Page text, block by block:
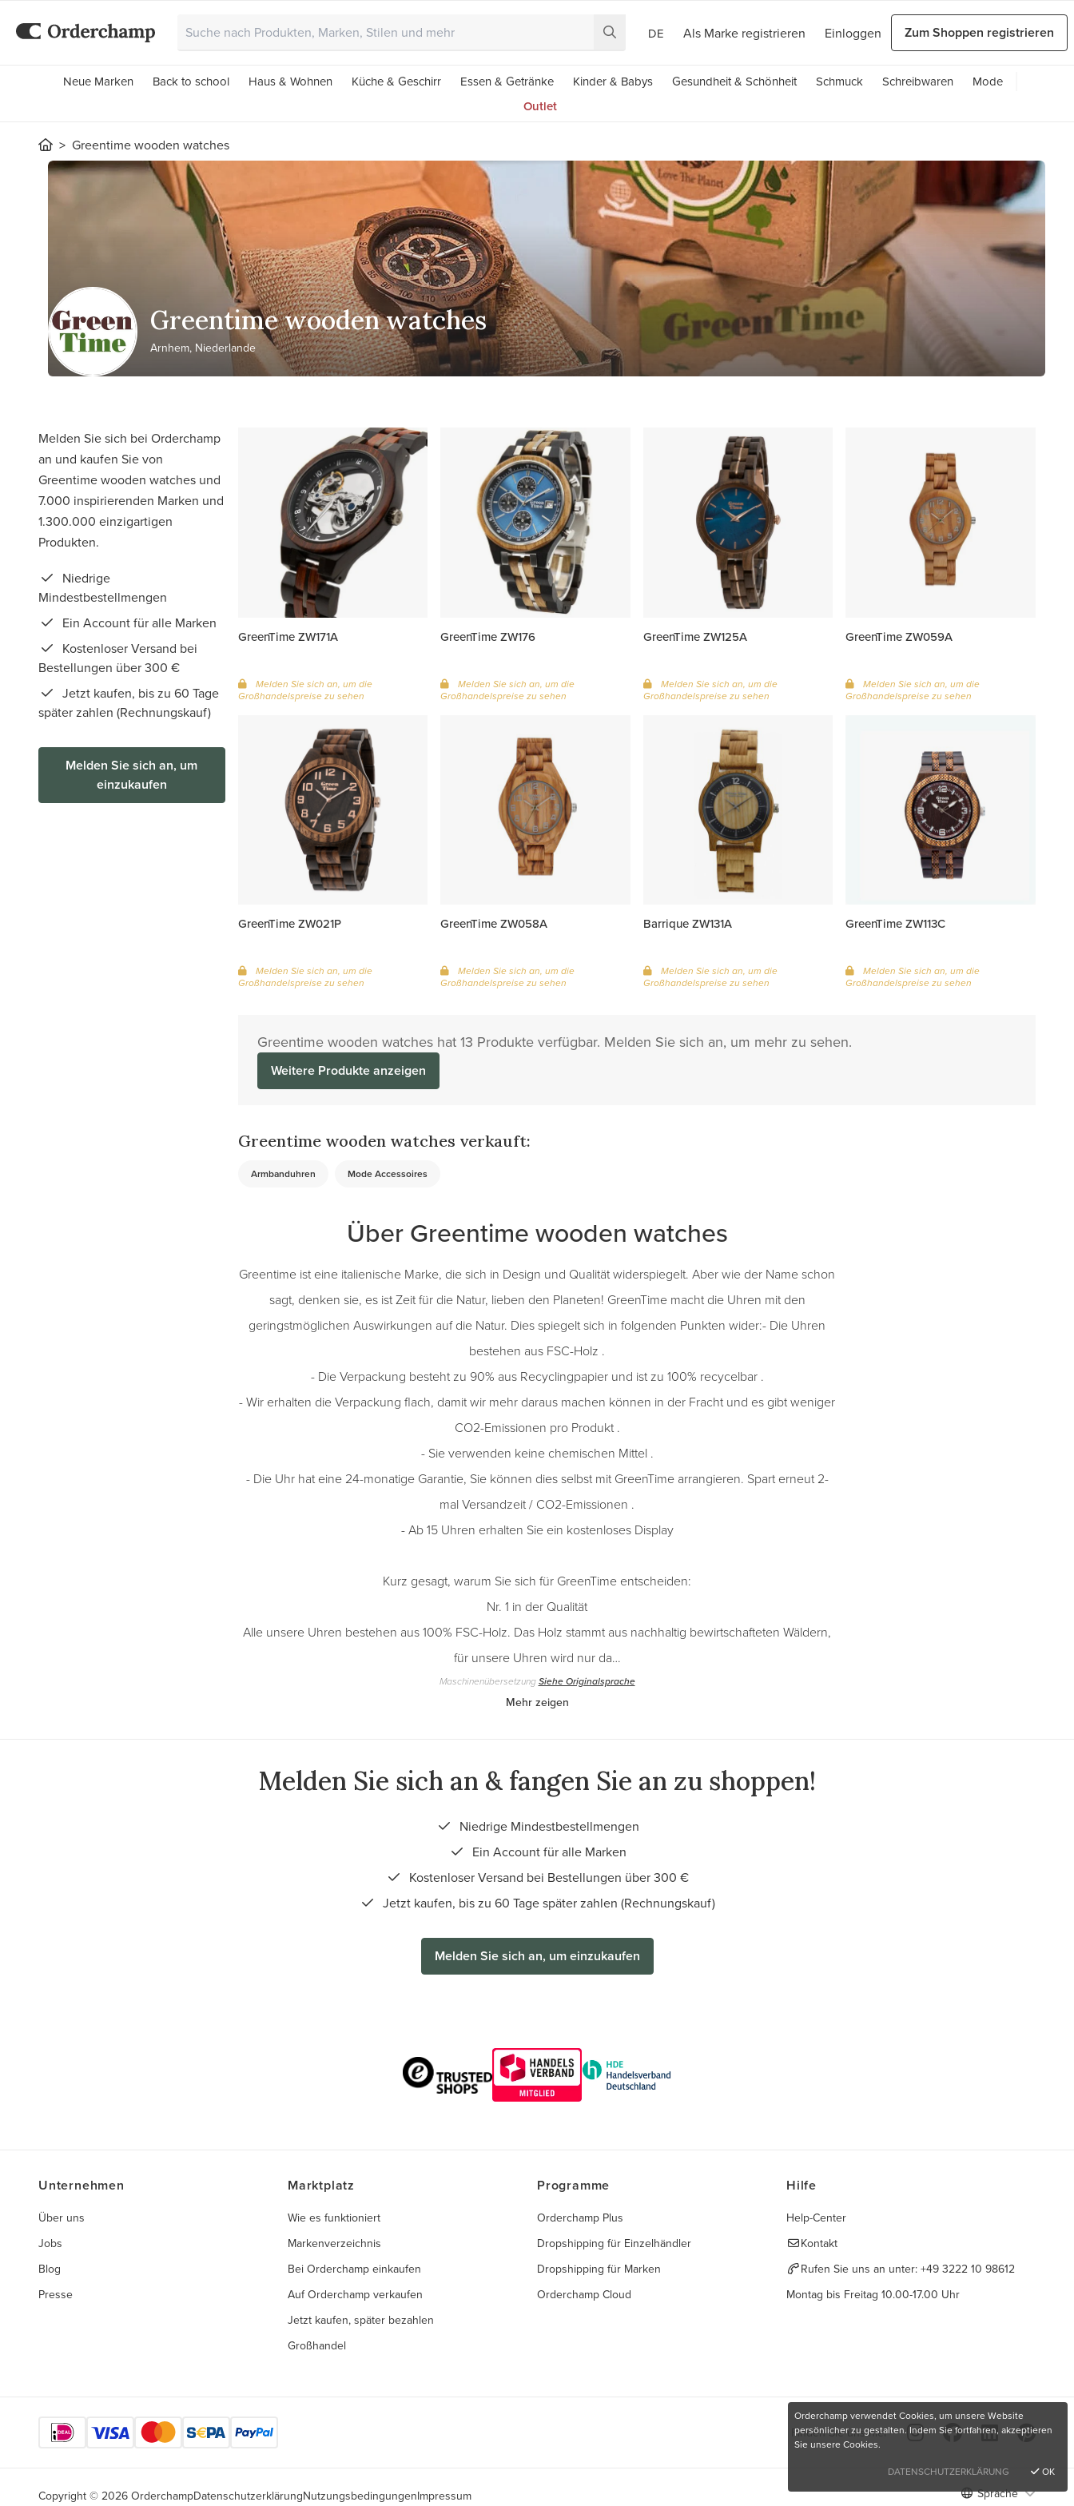
DE Als Marke registrieren Einloggen Zum Shoppen registrieren
Neue Marken Back to school Haus & Wohnen Küche & Geschirr Essen & Getränke Kinder & Babys Gesundheit & Schönheit Schmuck Schreibwaren
Mode
Outlet
Greentime wooden watches
Greentime wooden watches
Arnhem, Niederlande
Melden Sie sich bei Orderchamp
an und kaufen Sie von
Greentime wooden watches und
7.000 inspirierenden Marken und
1.300.000 einzigartigen
Produkten.
Niedrige
Mindestbestellmengen
Ein Account für alle Marken
Kostenloser Versand bei
Bestellungen über 300 €
Jetzt kaufen, bis zu 60 Tage
später zahlen (Rechnungskauf)
Melden Sie sich an, um
einzukaufen
GreenTime ZW171A
Melden Sie sich an, um die
Großhandelspreise zu sehen
GreenTime ZW176
Melden Sie sich an, um die
Großhandelspreise zu sehen
GreenTime ZW125A
Melden Sie sich an, um die
Großhandelspreise zu sehen
GreenTime ZW059A
Melden Sie sich an, um die
Großhandelspreise zu sehen
GreenTime ZW021P
Melden Sie sich an, um die
Großhandelspreise zu sehen
GreenTime ZW058A
Melden Sie sich an, um die
Großhandelspreise zu sehen
Barrique ZW131A
Melden Sie sich an, um die
Großhandelspreise zu sehen
GreenTime ZW113C
Melden Sie sich an, um die
Großhandelspreise zu sehen
Greentime wooden watches hat 13 Produkte verfügbar. Melden Sie sich an, um mehr zu sehen.
Weitere Produkte anzeigen
Greentime wooden watches verkauft:
Armbanduhren Mode Accessoires
Über Greentime wooden watches
Greentime ist eine italienische Marke, die sich in Design und Qualität widerspiegelt. Aber wie der Name schon
sagt, denken sie, es ist Zeit für die Natur, lieben den Planeten! GreenTime macht die Uhren mit den
geringstmöglichen Auswirkungen auf die Natur. Dies spiegelt sich in folgenden Punkten wider:- Die Uhren
bestehen aus FSC-Holz .
- Die Verpackung besteht zu 90% aus Recyclingpapier und ist zu 100% recycelbar .
- Wir erhalten die Verpackung flach, damit wir mehr daraus machen können in der Fracht und es gibt weniger
CO2-Emissionen pro Produkt .
- Sie verwenden keine chemischen Mittel .
- Die Uhr hat eine 24-monatige Garantie, Sie können dies selbst mit GreenTime arrangieren. Spart erneut 2-
mal Versandzeit / CO2-Emissionen .
- Ab 15 Uhren erhalten Sie ein kostenloses Display
Kurz gesagt, warum Sie sich für GreenTime entscheiden:
Nr. 1 in der Qualität
Alle unsere Uhren bestehen aus 100% FSC-Holz. Das Holz stammt aus nachhaltig bewirtschafteten Wäldern,
für unsere Uhren wird nur da…
MaschinenübersetzungSiehe Originalsprache
Mehr zeigen
Melden Sie sich an & fangen Sie an zu shoppen!
Niedrige Mindestbestellmengen
Ein Account für alle Marken
Kostenloser Versand bei Bestellungen über 300 €
Jetzt kaufen, bis zu 60 Tage später zahlen (Rechnungskauf)
Melden Sie sich an, um einzukaufen
Unternehmen
Über uns
Jobs
Blog
Presse
Marktplatz
Wie es funktioniert
Markenverzeichnis
Bei Orderchamp einkaufen
Auf Orderchamp verkaufen
Jetzt kaufen, später bezahlen
Großhandel
Programme
Orderchamp Plus
Dropshipping für Einzelhändler
Dropshipping für Marken
Orderchamp Cloud
Hilfe
Help-Center
Kontakt
Rufen Sie uns an unter: +49 3222 10 98612
Montag bis Freitag 10.00-17.00 Uhr
Finden Sie uns hier
Copyright © 2026 OrderchampDatenschutzerklärungNutzungsbedingungenImpressum Sprache
Orderchamp verwendet Cookies, um unsere Website
persönlicher zu gestalten. Indem Sie fortfahren, akzeptieren
Sie unsere Cookies.
DATENSCHUTZERKLÄRUNG
OK